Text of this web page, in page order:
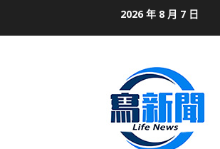
2026 年 8 月 7 日